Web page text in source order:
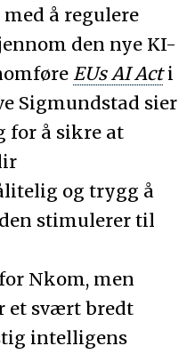
har
å gi Nkom ansvar
får
og fagmiljøer.
generert av
av en
å regulere
den nye KI-
EUs AI Acti
Sigmundstad sier
for å sikre at
og trygg å
stimulerer til
Nkom, men
et svært bredt
intelligens